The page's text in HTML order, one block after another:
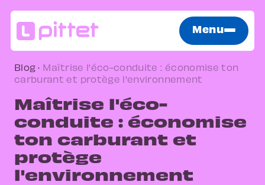
Menu
Blog · Maîtrise l'éco-conduite : économise ton
carburant et protège l'environnement
Maîtrise l'éco-
conduite : économise
ton carburant et
protège
l'environnement